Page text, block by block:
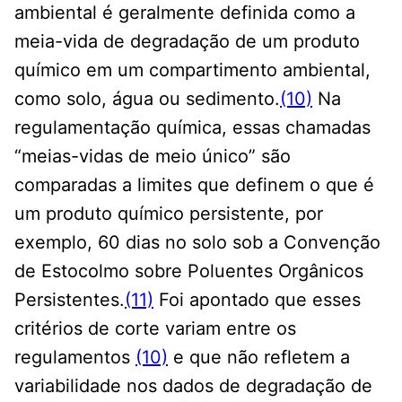
ambiental é geralmente definida como a
meia-vida de degradação de um produto
químico em um compartimento ambiental,
como solo, água ou sedimento.(10) Na
regulamentação química, essas chamadas
“meias-vidas de meio único” são
comparadas a limites que definem o que é
um produto químico persistente, por
exemplo, 60 dias no solo sob a Convenção
de Estocolmo sobre Poluentes Orgânicos
Persistentes.(11) Foi apontado que esses
critérios de corte variam entre os
regulamentos (10) e que não refletem a
variabilidade nos dados de degradação de